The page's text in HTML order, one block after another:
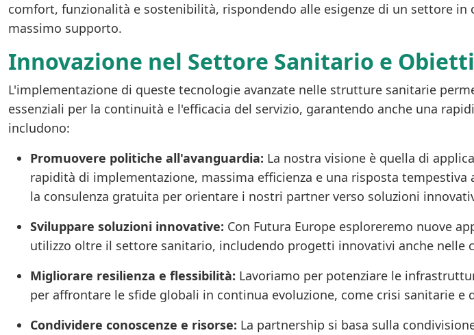
comfort, funzionalità e sostenibilità, rispondendo alle esigenze di un settore
massimo supporto.
Innovazione nel Settore Sanitario e
L'implementazione di queste tecnologie avanzate nelle strutture sanitarie
essenziali per la continuità e l'efficacia del servizio, garantendo anche una
includono:
Promuovere politiche all'avanguardia: La nostra visione è quella di
rapidità di implementazione, massima efficienza e una risposta
la consulenza gratuita per orientare i nostri partner verso soluzioni
Sviluppare soluzioni innovative: Con Futura Europe esploreremo nuove
utilizzo oltre il settore sanitario, includendo progetti innovativi anche
Migliorare resilienza e flessibilità: Lavoriamo per potenziare le
per affrontare le sfide globali in continua evoluzione, come crisi sanitarie
Condividere conoscenze e risorse: La partnership si basa sulla